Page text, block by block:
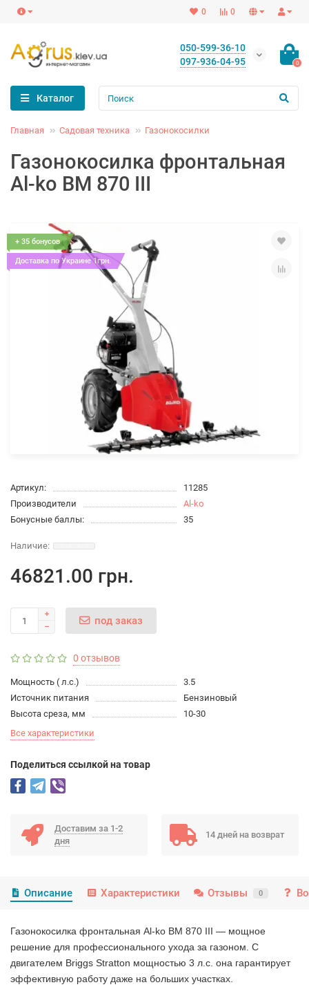
0
0
050-599-36-10
097-936-04-95
0
Каталог
Главная Садовая техника Газонокосилки
Газонокосилка фронтальная
Al-ko BM 870 III
+ 35 бонусов
Доставка по Украине 1грн.
Артикул:
11285
Производители
Al-ko
Бонусные баллы:
35
46821.00 грн.
под заказ
0 отзывов
Мощность ( л.с.)
3.5
Источник питания
Бензиновый
Высота среза, мм
10-30
Все характеристики
Поделиться ссылкой на товар
Доставим за 1-2
дня
14 дней на возврат
Описание Характеристики Отзывы 0
Газонокосилка фронтальная Al-ko BM 870 III — мощное
решение для профессионального ухода за газоном. С
двигателем Briggs Stratton мощностью 3 л.с. она гарантирует
эффективную работу даже на больших участках.